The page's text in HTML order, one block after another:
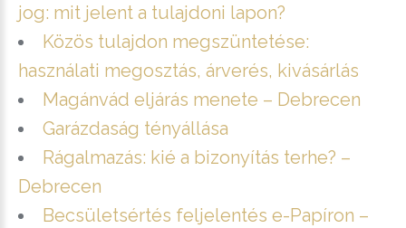
jog: mit jelent a tulajdoni lapon?
Közös tulajdon megszüntetése:
használati megosztás, árverés, kivásárlás
Magánvád eljárás menete – Debrecen
Garázdaság tényállása
Rágalmazás: kié a bizonyítás terhe? –
Debrecen
Becsületsértés feljelentés e-Papíron –